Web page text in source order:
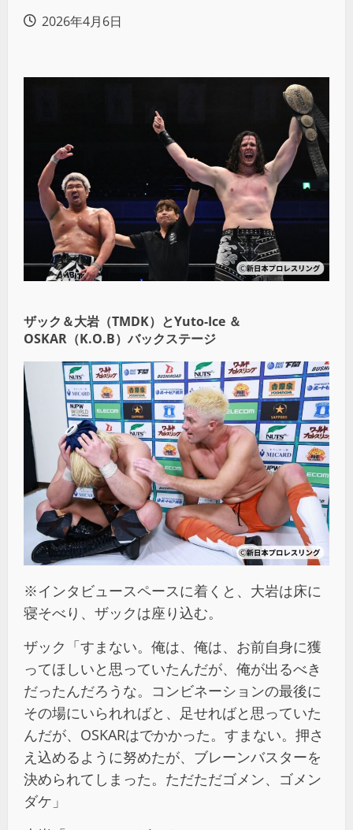
2026年4月6日
ザック＆大岩（TMDK）とYuto-Ice ＆
OSKAR（K.O.B）バックステージ
※インタビュースペースに着くと、大岩は床に
寝そべり、ザックは座り込む。
ザック「すまない。俺は、俺は、お前自身に獲
ってほしいと思っていたんだが、俺が出るべき
だったんだろうな。コンビネーションの最後に
その場にいられればと、足せればと思っていた
んだが、OSKARはでかかった。すまない。押さ
え込めるように努めたが、ブレーンバスターを
決められてしまった。ただただゴメン、ゴメン
ダケ」